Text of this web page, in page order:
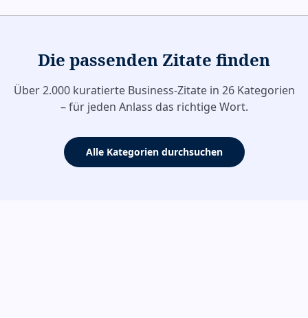
Die passenden Zitate finden
Über 2.000 kuratierte Business-Zitate in 26 Kategorien
– für jeden Anlass das richtige Wort.
Alle Kategorien durchsuchen